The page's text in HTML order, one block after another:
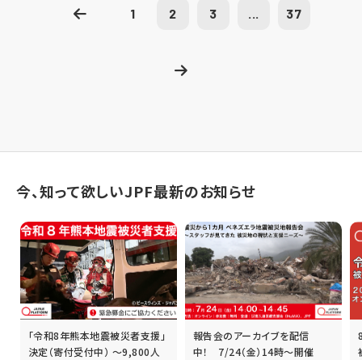
1 2 3 ... 37
今、知って欲しいJPF最新のお知らせ
「令和8年熊本地震被災者支援」
決定（寄付受付中） ～9,800人
報告会のアーカイブを配信
中！ 7/24（金）14時～開催